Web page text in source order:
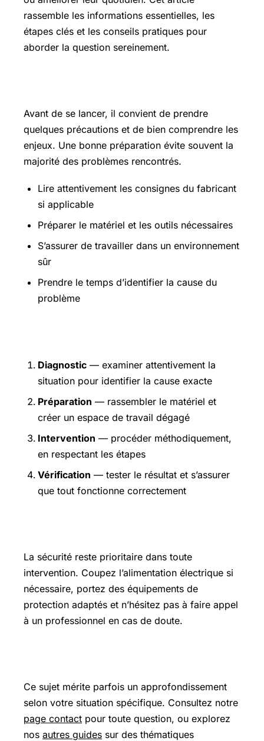
rassemble les informations essentielles, les
étapes clés et les conseils pratiques pour
aborder la question sereinement.
Avant de se lancer, il convient de prendre
quelques précautions et de bien comprendre les
enjeux. Une bonne préparation évite souvent la
majorité des problèmes rencontrés.
Lire attentivement les consignes du fabricant
si applicable
Préparer le matériel et les outils nécessaires
S’assurer de travailler dans un environnement
sûr
Prendre le temps d’identifier la cause du
problème
Diagnostic — examiner attentivement la
situation pour identifier la cause exacte
Préparation — rassembler le matériel et
créer un espace de travail dégagé
Intervention — procéder méthodiquement,
en respectant les étapes
Vérification — tester le résultat et s’assurer
que tout fonctionne correctement
La sécurité reste prioritaire dans toute
intervention. Coupez l’alimentation électrique si
nécessaire, portez des équipements de
protection adaptés et n’hésitez pas à faire appel
à un professionnel en cas de doute.
Ce sujet mérite parfois un approfondissement
selon votre situation spécifique. Consultez notre
page contact pour toute question, ou explorez
nos autres guides sur des thématiques